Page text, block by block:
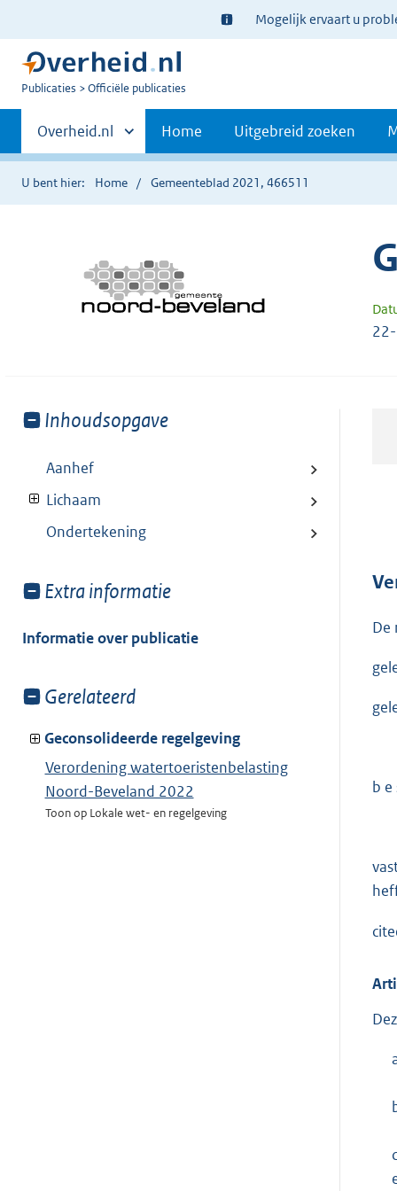
Ter
informatie:
Mogelijk ervaart u
U
Publicaties Officiële publicaties
Primaire
navigatie
Andere
sites
binnen
Overheid.nl Home Uitgebreid zoeken
U bent hier: Home Gemeenteblad 2021, 466511
Toon
van:
Inhoudsopgave
Aanhef
Lichaam
Ondertekening
Toon
van:
Extra informatie
Informatie over publicatie
Toon
van:
Gerelateerd
Geconsolideerde regelgeving
Verordening watertoeristenbelasting
Noord-Beveland 2022
Toon op Lokale wet- en regelgeving
De
b e